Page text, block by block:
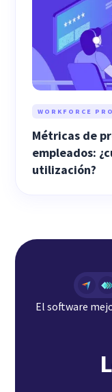
WORKFORCE
Métricas de
empleados:
utilización?
El software